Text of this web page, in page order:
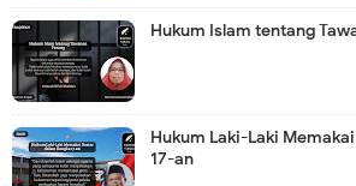
Hukum Islam tentang
Hukum Laki-Laki
17-an